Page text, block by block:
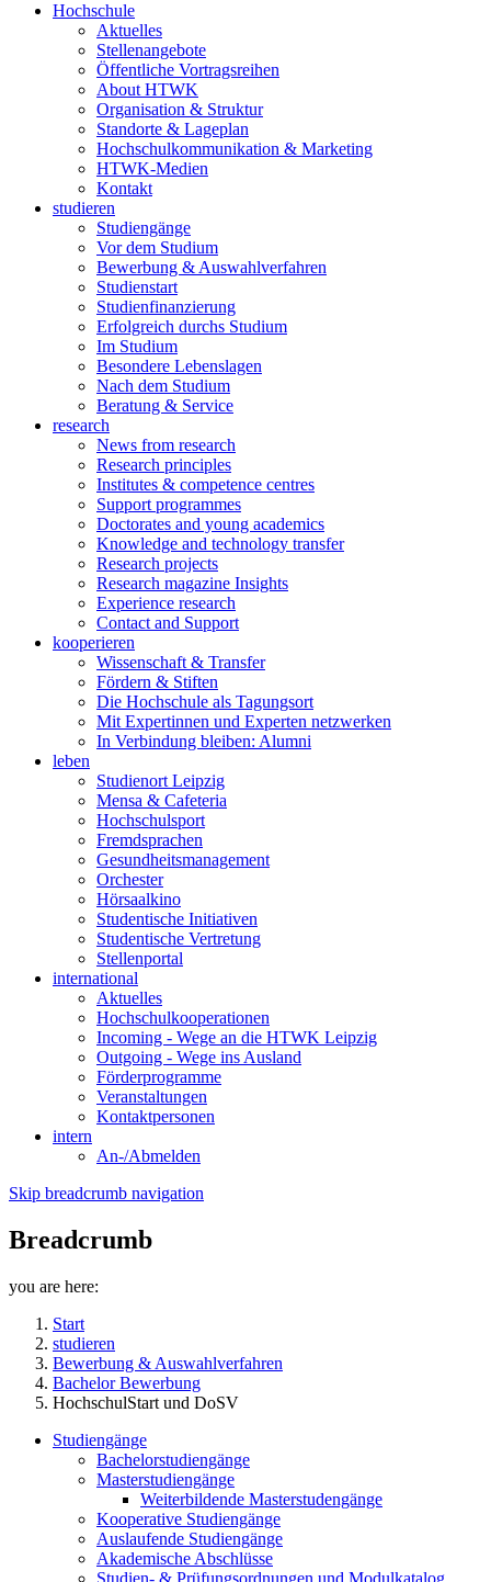
Hochschule
Aktuelles
Stellenangebote
Öffentliche Vortragsreihen
About HTWK
Organisation & Struktur
Standorte & Lageplan
Hochschulkommunikation & Marketing
HTWK-Medien
Kontakt
studieren
Studiengänge
Vor dem Studium
Bewerbung & Auswahlverfahren
Studienstart
Studienfinanzierung
Erfolgreich durchs Studium
Im Studium
Besondere Lebenslagen
Nach dem Studium
Beratung & Service
research
News from research
Research principles
Institutes & competence centres
Support programmes
Doctorates and young academics
Knowledge and technology transfer
Research projects
Research magazine Insights
Experience research
Contact and Support
kooperieren
Wissenschaft & Transfer
Fördern & Stiften
Die Hochschule als Tagungsort
Mit Expertinnen und Experten netzwerken
In Verbindung bleiben: Alumni
leben
Studienort Leipzig
Mensa & Cafeteria
Hochschulsport
Fremdsprachen
Gesundheitsmanagement
Orchester
Hörsaalkino
Studentische Initiativen
Studentische Vertretung
Stellenportal
international
Aktuelles
Hochschulkooperationen
Incoming - Wege an die HTWK Leipzig
Outgoing - Wege ins Ausland
Förderprogramme
Veranstaltungen
Kontaktpersonen
intern
An-/Abmelden
Skip breadcrumb navigation
Breadcrumb
you are here:
Start
studieren
Bewerbung & Auswahlverfahren
Bachelor Bewerbung
HochschulStart und DoSV
Studiengänge
Bachelorstudiengänge
Masterstudiengänge
Weiterbildende Masterstudengänge
Kooperative Studiengänge
Auslaufende Studiengänge
Akademische Abschlüsse